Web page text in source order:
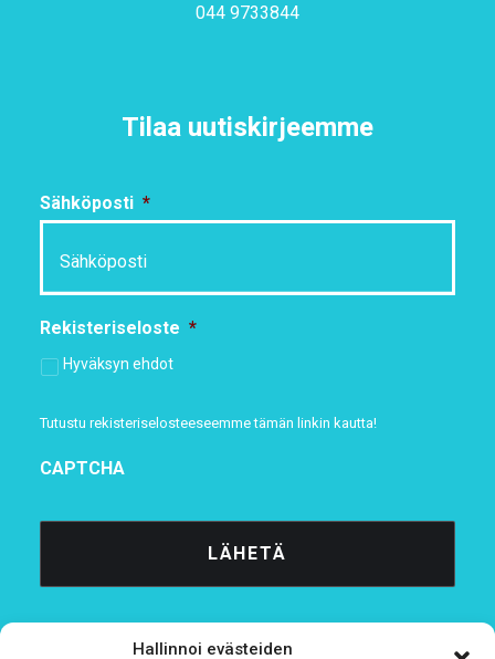
Hallinnoi evästeiden
044 9733844
Tilaa uutiskirjeemme
Sähköposti *
Rekisteriseloste *
Hyväksyn ehdot
Tutustu rekisteriselosteeseemmetämän linkin kautta!
CAPTCHA